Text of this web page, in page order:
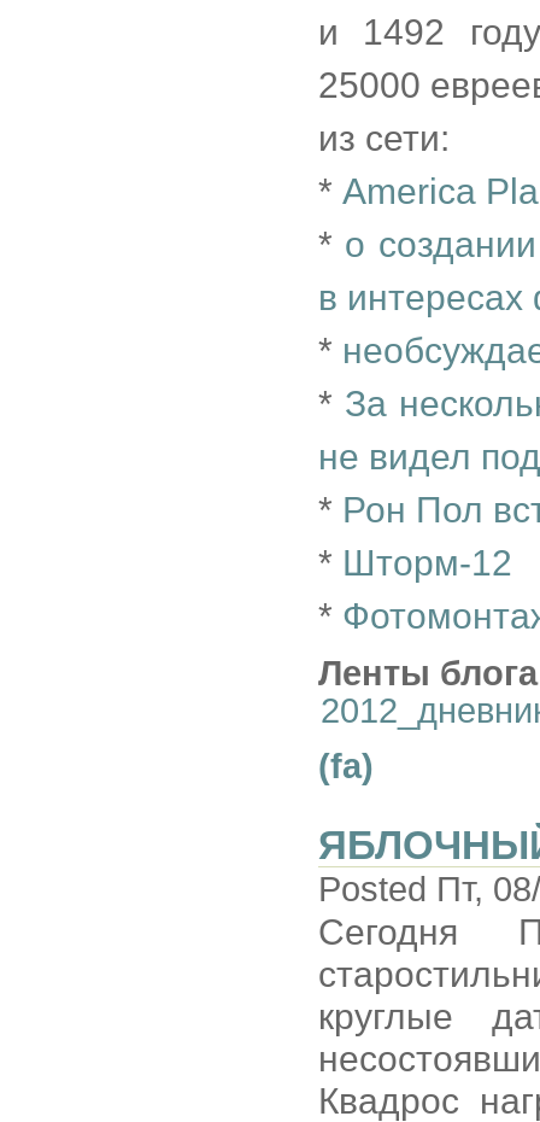
и 1492
25000
из сети:
* America
* о
в
*
* За
не видел
* Рон Пол
* Шторм-12
*
Ленты
(fa)
Posted Пт,
Сегодня
круглые
Квадрос